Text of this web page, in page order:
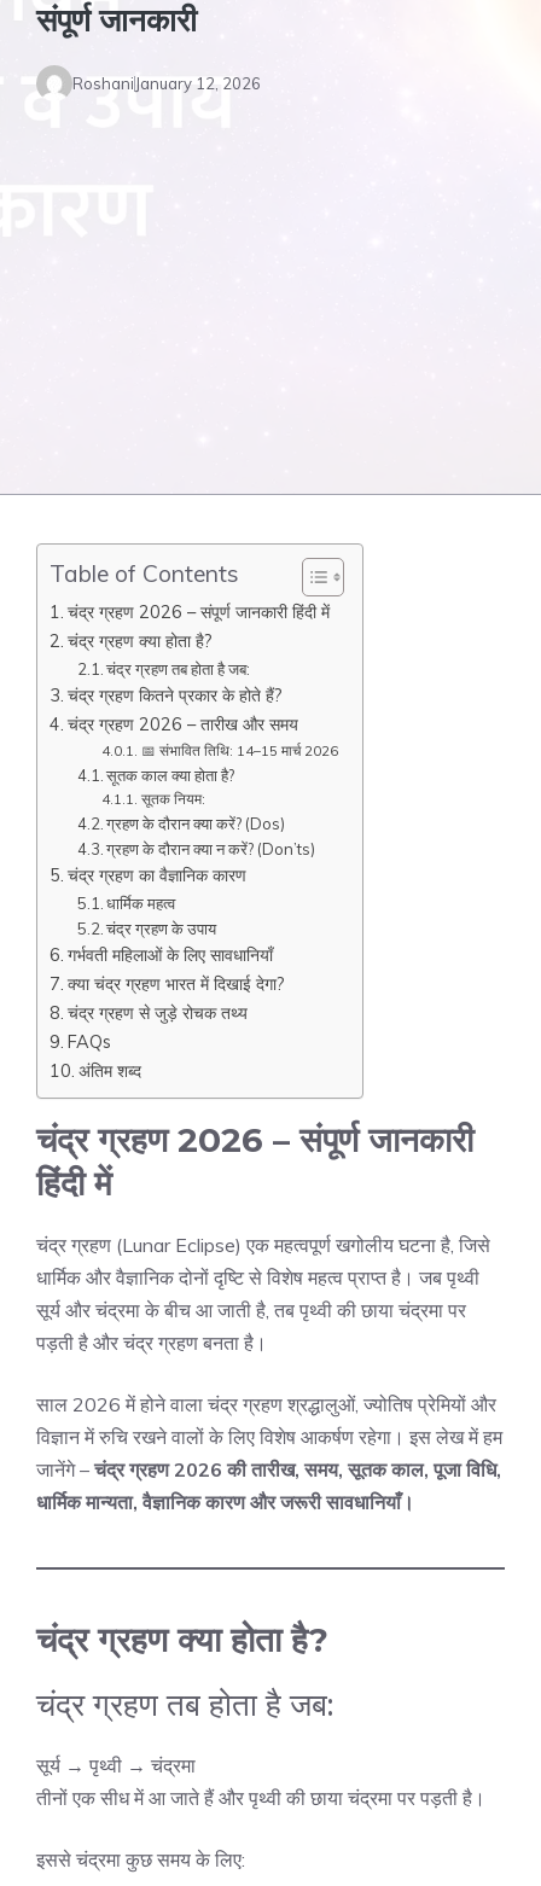
संपूर्ण जानकारी
RoshaniJanuary 12, 2026
Table of Contents
चंद्र ग्रहण 2026 – संपूर्ण जानकारी हिंदी में
चंद्र ग्रहण क्या होता है?
चंद्र ग्रहण तब होता है जब:
चंद्र ग्रहण कितने प्रकार के होते हैं?
चंद्र ग्रहण 2026 – तारीख और समय
📅 संभावित तिथि: 14–15 मार्च 2026
सूतक काल क्या होता है?
सूतक नियम:
ग्रहण के दौरान क्या करें? (Dos)
ग्रहण के दौरान क्या न करें? (Don’ts)
चंद्र ग्रहण का वैज्ञानिक कारण
धार्मिक महत्व
चंद्र ग्रहण के उपाय
गर्भवती महिलाओं के लिए सावधानियाँ
क्या चंद्र ग्रहण भारत में दिखाई देगा?
चंद्र ग्रहण से जुड़े रोचक तथ्य
FAQs
अंतिम शब्द
चंद्र ग्रहण 2026 – संपूर्ण जानकारी
हिंदी में
चंद्र ग्रहण (Lunar Eclipse) एक महत्वपूर्ण खगोलीय घटना है, जिसे
धार्मिक और वैज्ञानिक दोनों दृष्टि से विशेष महत्व प्राप्त है। जब पृथ्वी
सूर्य और चंद्रमा के बीच आ जाती है, तब पृथ्वी की छाया चंद्रमा पर
पड़ती है और चंद्र ग्रहण बनता है।
साल 2026 में होने वाला चंद्र ग्रहण श्रद्धालुओं, ज्योतिष प्रेमियों और
विज्ञान में रुचि रखने वालों के लिए विशेष आकर्षण रहेगा। इस लेख में हम
जानेंगे –चंद्र ग्रहण 2026 की तारीख, समय, सूतक काल, पूजा विधि,
धार्मिक मान्यता, वैज्ञानिक कारण और जरूरी सावधानियाँ।
चंद्र ग्रहण क्या होता है?
चंद्र ग्रहण तब होता है जब:
सूर्य → पृथ्वी → चंद्रमा
तीनों एक सीध में आ जाते हैं और पृथ्वी की छाया चंद्रमा पर पड़ती है।
इससे चंद्रमा कुछ समय के लिए: